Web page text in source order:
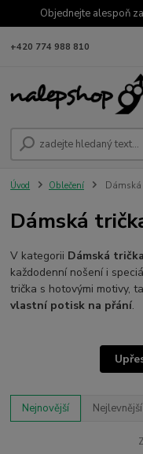
Objednejte alespoň
+420 774 988 810
Úvod Oblečení Dámská
Dámská
V kategorii Dámská trička
každodenní nošení i
trička s hotovými motivy,
vlastní potisk na přání.
Nejnovější Nejlevnější